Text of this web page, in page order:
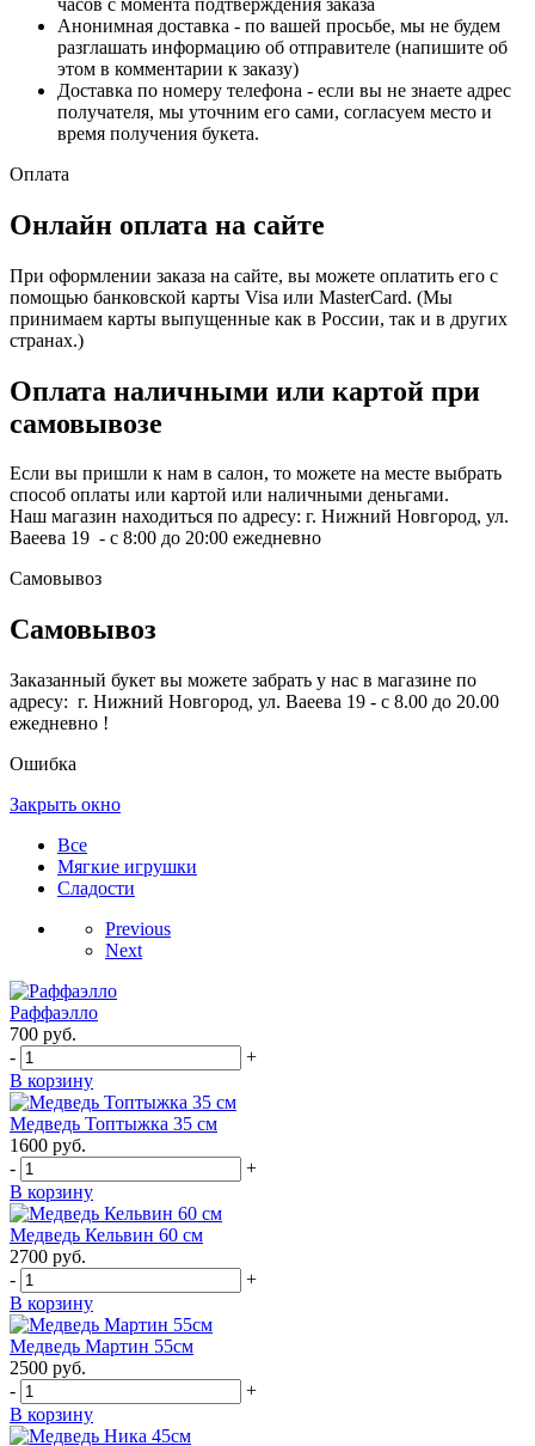
Анонимная доставка - по вашей просьбе, мы не будем
разглашать информацию об отправителе (напишите об
этом в комментарии к заказу)
Доставка по номеру телефона - если вы не знаете адрес
получателя, мы уточним его сами, согласуем место и
время получения букета.
Оплата
Онлайн оплата на сайте
При оформлении заказа на сайте, вы можете оплатить его с
помощью банковской карты Visa или MasterCard. (Мы
принимаем карты выпущенные как в России, так и в других
странах.)
Оплата наличными или картой при
самовывозе
Если вы пришли к нам в салон, то можете на месте выбрать
способ оплаты или картой или наличными деньгами.
Наш магазин находиться по адресу: г. Нижний Новгород, ул.
Ваеева 19 - с 8:00 до 20:00 ежедневно
Самовывоз
Самовывоз
Заказанный букет вы можете забрать у нас в магазине по
адресу: г. Нижний Новгород, ул. Ваеева 19 - с 8.00 до 20.00
ежедневно !
Ошибка
Закрыть окно
Все
Мягкие игрушки
Сладости
Previous
Next
Раффаэлло
700 руб.
-
+
В корзину
Медведь Топтыжка 35 см
1600 руб.
-
+
В корзину
Медведь Кельвин 60 см
2700 руб.
-
+
В корзину
Медведь Мартин 55см
2500 руб.
-
+
В корзину